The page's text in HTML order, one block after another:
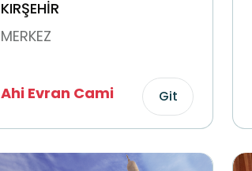
KIRŞEHİR
MERKEZ
Ahi Evran Cami Git